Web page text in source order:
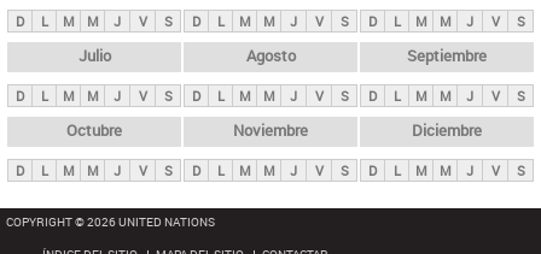
i
p
a
l
s
D L M M J V S D L M M J V S D L M M J V S
Julio
D L M M J V S
Agosto
D L M M J V S
Septiembre
D L M M J V S
Octubre
D L M M J V S
Noviembre
D L M M J V S
Diciembre
D L M M J V S
COPYRIGHT © 2026 UNITED NATIONS